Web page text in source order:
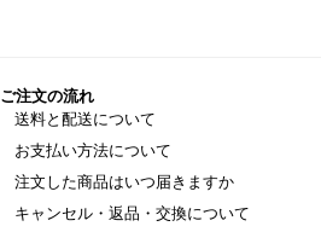
ご注文の流れ
送料と配送について
お支払い方法について
注文した商品はいつ届きますか
キャンセル・返品・交換について